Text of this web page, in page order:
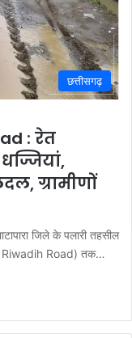
छत्तीसगढ़
: रेत
ग्रामीणों
जिले के पलारी तहसील
Riwadih Road) तक…